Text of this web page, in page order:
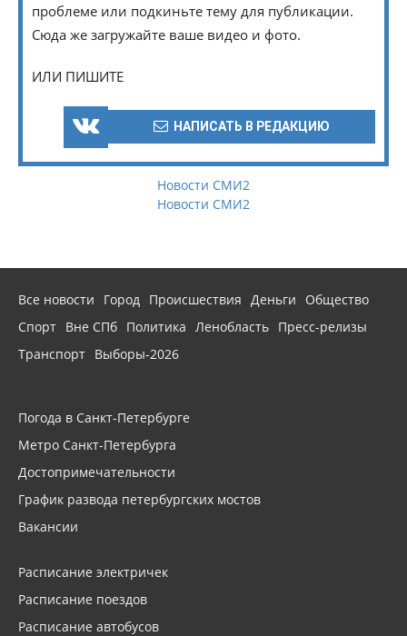
проблеме или подкиньте тему для публикации.
Сюда же загружайте ваше видео и фото.
ИЛИ ПИШИТЕ
НАПИСАТЬ В РЕДАКЦИЮ
Новости СМИ2
Новости СМИ2
Все новости Город Происшествия Деньги
Общество
Спорт Вне СПб Политика Ленобласть Пресс-релизы
Транспорт Выборы-2026
Погода в Санкт-Петербурге
Метро Санкт-Петербурга
Достопримечательности
График развода петербургских мостов
Вакансии
Расписание электричек
Расписание поездов
Расписание автобусов